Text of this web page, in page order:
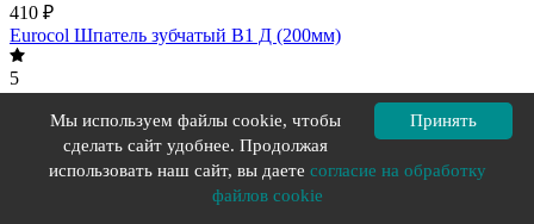
410 ₽
Eurocol Шпатель зубчатый В1 Д (200мм)
5
В наличии
Заказать
Принять
Мы используем файлы cookie, чтобы
сделать сайт удобнее. Продолжая
использовать наш сайт, вы даете согласие на обработку
файлов cookie